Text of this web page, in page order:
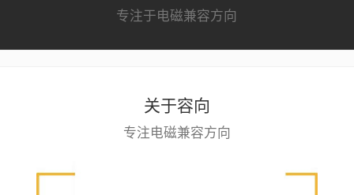
专注于电磁兼容方向
关于容向
专注电磁兼容方向